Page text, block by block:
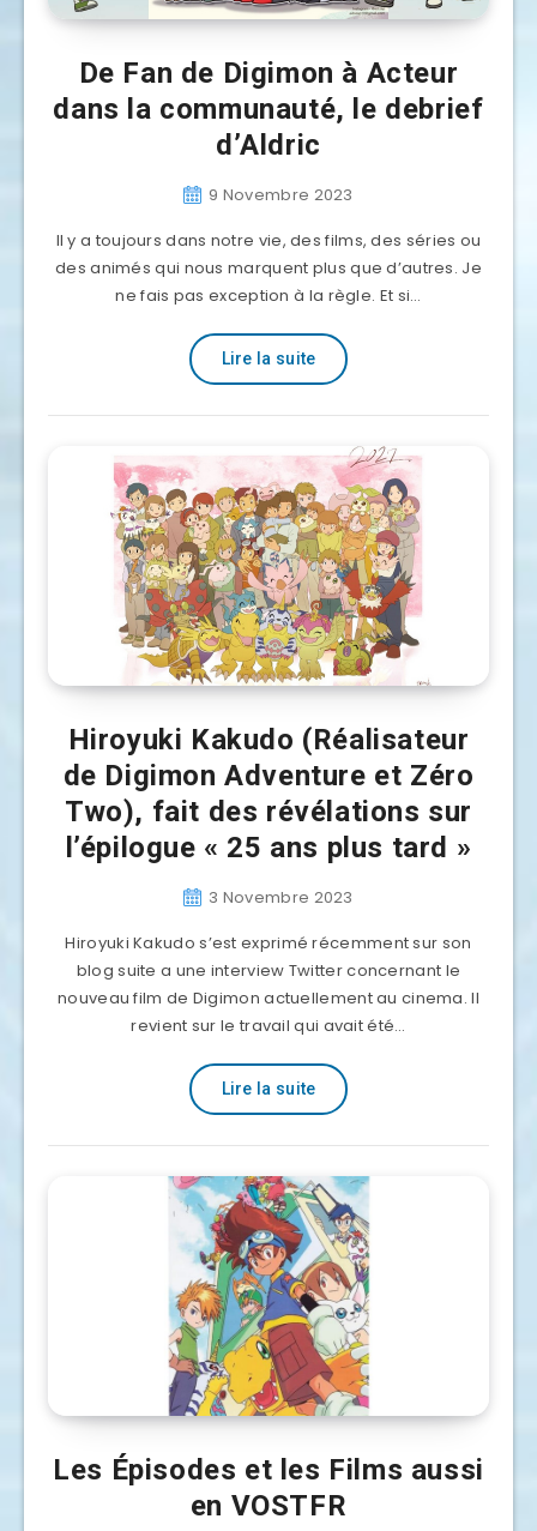
De Fan de Digimon à Acteur
dans la communauté, le debrief
d’Aldric
9 Novembre 2023
Il y a toujours dans notre vie, des films, des séries ou
des animés qui nous marquent plus que d’autres. Je
ne fais pas exception à la règle. Et si…
Lire la suite
Hiroyuki Kakudo (Réalisateur
de Digimon Adventure et Zéro
Two), fait des révélations sur
l’épilogue « 25 ans plus tard »
3 Novembre 2023
Hiroyuki Kakudo s’est exprimé récemment sur son
blog suite a une interview Twitter concernant le
nouveau film de Digimon actuellement au cinema. Il
revient sur le travail qui avait été…
Lire la suite
Les Épisodes et les Films aussi
en VOSTFR